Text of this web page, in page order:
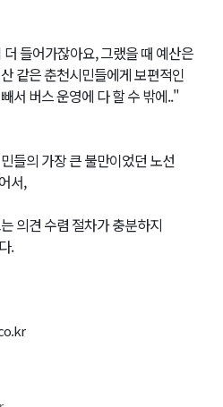
들어가잖아요, 그랬을 때 예산은
같은 춘천시민들에게 보편적인
서 버스 운영에 다 할 수 밖에.."
들의 가장 큰 불만이었던 노선
서,
의견 수렴 절차가 충분하지
.